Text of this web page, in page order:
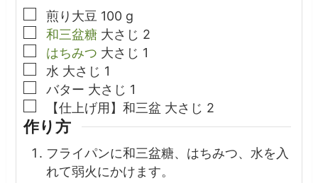
▢
煎り大豆 100 g
▢
和三盆糖 大さじ 2
▢
はちみつ 大さじ 1
▢
水 大さじ 1
▢
バター 大さじ 1
【仕上げ用】和三盆 大さじ 2
作り方
フライパンに和三盆糖、はちみつ、水を入
れて弱火にかけます。